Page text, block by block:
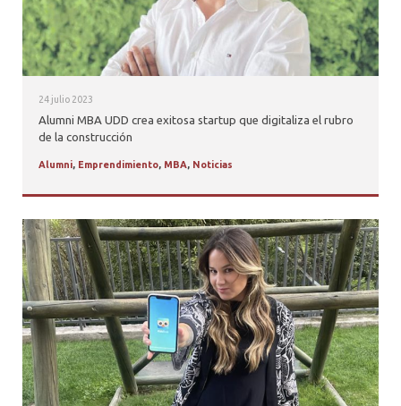
24 julio 2023
Alumni MBA UDD crea exitosa startup que digitaliza el rubro
de la construcción
Alumni, Emprendimiento, MBA, Noticias